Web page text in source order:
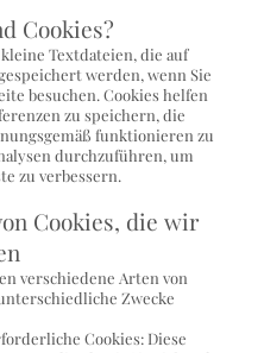
Cookies?
Textdateien, die auf
werden, wenn Sie
besuchen. Cookies helfen
zu speichern, die
funktionieren zu
durchzuführen, um
zu verbessern.
Cookies, die wir
verschiedene Arten von
Zwecke
Cookies: Diese